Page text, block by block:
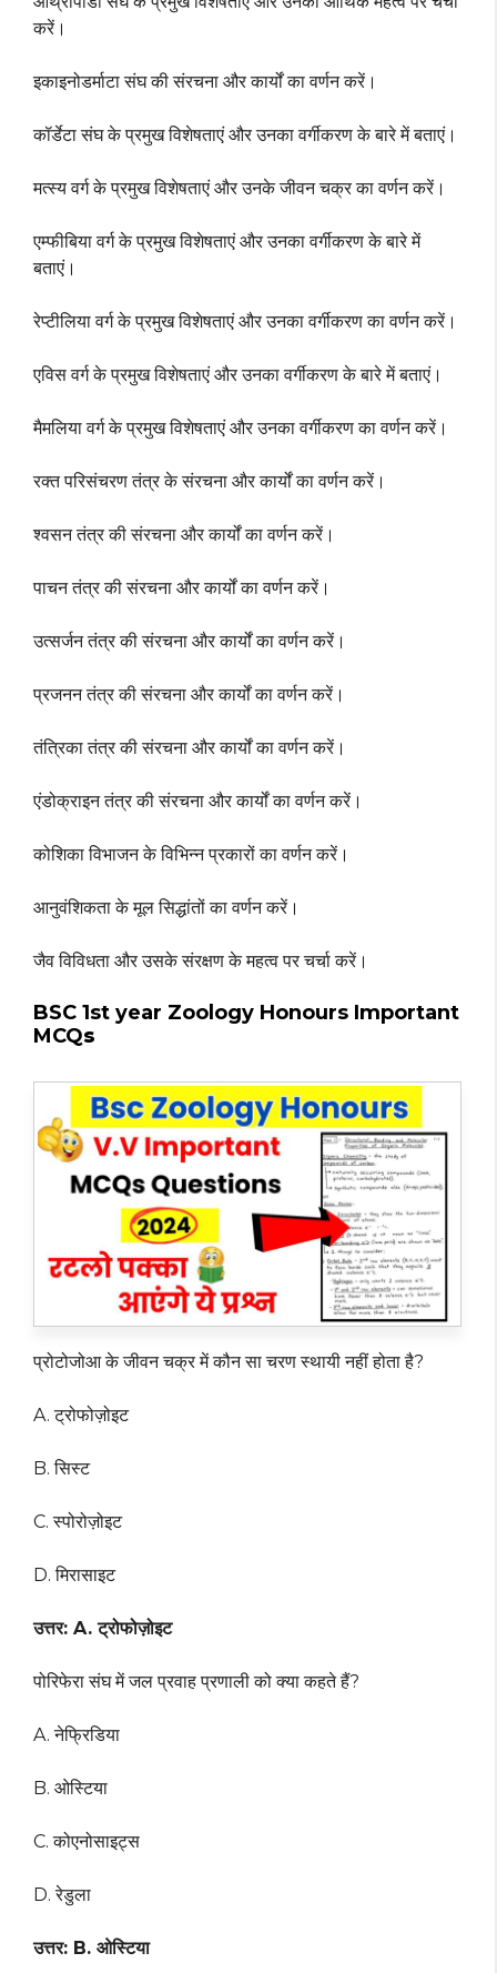
करें।
इकाइनोडर्माटा संघ की संरचना और कार्यों का वर्णन करें।
कॉर्डेटा संघ के प्रमुख विशेषताएं और उनका वर्गीकरण के बारे में बताएं।
मत्स्य वर्ग के प्रमुख विशेषताएं और उनके जीवन चक्र का वर्णन करें।
एम्फीबिया वर्ग के प्रमुख विशेषताएं और उनका वर्गीकरण के बारे में
बताएं।
रेप्टीलिया वर्ग के प्रमुख विशेषताएं और उनका वर्गीकरण का वर्णन करें।
एविस वर्ग के प्रमुख विशेषताएं और उनका वर्गीकरण के बारे में बताएं।
मैमलिया वर्ग के प्रमुख विशेषताएं और उनका वर्गीकरण का वर्णन करें।
रक्त परिसंचरण तंत्र के संरचना और कार्यों का वर्णन करें।
श्वसन तंत्र की संरचना और कार्यों का वर्णन करें।
पाचन तंत्र की संरचना और कार्यों का वर्णन करें।
उत्सर्जन तंत्र की संरचना और कार्यों का वर्णन करें।
प्रजनन तंत्र की संरचना और कार्यों का वर्णन करें।
तंत्रिका तंत्र की संरचना और कार्यों का वर्णन करें।
एंडोक्राइन तंत्र की संरचना और कार्यों का वर्णन करें।
कोशिका विभाजन के विभिन्न प्रकारों का वर्णन करें।
आनुवंशिकता के मूल सिद्धांतों का वर्णन करें।
जैव विविधता और उसके संरक्षण के महत्व पर चर्चा करें।
BSC 1st year Zoology Honours Important
MCQs
प्रोटोजोआ के जीवन चक्र में कौन सा चरण स्थायी नहीं होता है?
A. ट्रोफोज़ोइट
B. सिस्ट
C. स्पोरोज़ोइट
D. मिरासाइट
उत्तर: A. ट्रोफोज़ोइट
पोरिफेरा संघ में जल प्रवाह प्रणाली को क्या कहते हैं?
A. नेफ्रिडिया
B. ओस्टिया
C. कोएनोसाइट्स
D. रेडुला
उत्तर: B. ओस्टिया